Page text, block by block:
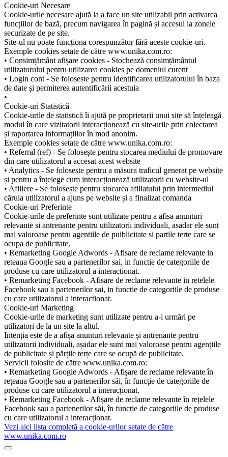
Cookie-uri Necesare
Cookie-urile necesare ajută la a face un site utilizabil prin activarea
funcțiilor de bază, precum navigarea în pagină și accesul la zonele
securizate de pe site.
Site-ul nu poate funcționa corespunzător fără aceste cookie-uri.
Exemple cookies setate de către www.unika.com.ro:
• Consimțământ afișare cookies - Stochează consimțământul
utilizatorului pentru utilizarea cookies pe domeniul curent
• Login cont - Se foloseste pentru identificarea utilizatorului în baza
de date și permiterea autentificării acestuia
•
Cookie-uri Statistică
Cookie-urile de statistică îi ajută pe proprietarii unui site să înțeleagă
modul în care vizitatorii interacționează cu site-urile prin colectarea
și raportarea informațiilor în mod anonim.
Exemple cookies setate de către www.unika.com.ro:
• Referral (ref) - Se folosește pentru stocarea mediului de promovare
din care utilizatorul a accesat acest website
• Analytics - Se folosește pentru a măsura traficul generat pe website
și pentru a înțelege cum interacționează utilizatorii cu website-ul
• Afiliere - Se folosește pentru stocarea afiliatului prin intermediul
căruia utilizatorul a ajuns pe website și a finalizat comanda
Cookie-uri Preferinte
Cookie-urile de preferinte sunt utilizate pentru a afisa anunturi
relevante si antrenante pentru utilizatorii individuali, asadar ele sunt
mai valoroase pentru agentiile de puiblicitate si partile terte care se
ocupa de publicitate.
• Remarketing Google Adwords - Afisare de reclame relevante in
reteaua Google sau a partenerilor sai, in functie de categoriile de
produse cu care utilizatorul a interactionat.
• Remarketing Facebook - Afisare de reclame relevante in retelele
Facebook sau a partenerilor sai, in functie de categoriile de produse
cu care utilizatorul a interactionat.
Cookie-uri Marketing
Cookie-urile de marketing sunt utilizate pentru a-i urmări pe
utilizatori de la un site la altul.
Intenția este de a afișa anunturi relevante și antrenante pentru
utilizatorii individuali, așadar ele sunt mai valoroase pentru agențiile
de publicitate și părțile terțe care se ocupă de publicitate.
Servicii folosite de către www.unika.com.ro:
• Remarketing Google Adwords - Afișare de reclame relevante în
rețeaua Google sau a partenerilor săi, în funcție de categoriile de
produse cu care utilizatorul a interacționat.
• Remarketing Facebook - Afișare de reclame relevante în rețelele
Facebook sau a partenerilor săi, în funcție de categoriile de produse
cu care utilizatorul a interacționat.
Vezi aici lista completă a cookie-urilor setate de către
www.unika.com.ro